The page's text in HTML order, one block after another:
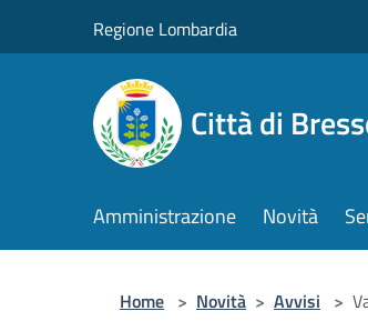
Regione Lombardia
Città di
Amministrazione Novità
Home > Novità > Avvisi >